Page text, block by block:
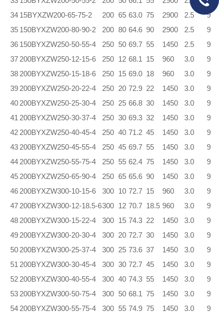
34 15BYXZW200-65-75-2 200 65 63.0 75 2900 2.5
9
35 150BYXZW200-80-90-2 200 80 64.6 90 2900 2.5
9
36 150BYXZW250-50-55-4 250 50 69.7 55 1450 2.5
9
37 200BYXZW250-12-15-6 250 12 68.1 15 960 3.0
9
38 200BYXZW250-15-18-6 250 15 69.0 18 960 3.0
9
39 200BYXZW250-20-22-4 250 20 72.9 22 1450 3.0
9
40 200BYXZW250-25-30-4 250 25 66.8 30 1450 3.0
9
41 200BYXZW250-30-37-4 250 30 69.3 32 1450 3.0
9
42 200BYXZW250-40-45-4 250 40 71.2 45 1450 3.0
9
43 200BYXZW250-45-55-4 250 45 69.7 55 1450 3.0
9
44 200BYXZW250-55-75-4 250 55 62.4 75 1450 3.0
9
45 200BYXZW250-65-90-4 250 65 65.6 90 1450 3.0
9
46 200BYXZW300-10-15-6 300 10 72.7 15 960 3.0
9
47 200BYXZW300-12-18.5-6300 12 70.7 18.5 960 3.0
9
48 200BYXZW300-15-22-4 300 15 74.3 22 1450 3.0
9
49 200BYXZW300-20-30-4 300 20 72.7 30 1450 3.0
9
50 200BYXZW300-25-37-4 300 25 73.6 37 1450 3.0
9
51 200BYXZW300-30-45-4 300 30 72.7 45 1450 3.0
9
52 200BYXZW300-40-55-4 300 40 74.3 55 1450 3.0
9
53 200BYXZW300-50-75-4 300 50 68.1 75 1450 3.0
9
54 200BYXZW300-55-75-4 300 55 74.9 75 1450 3.0 9